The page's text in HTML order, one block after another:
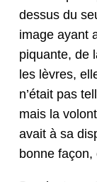
dessus du
image ayant
piquante, de
les lèvres,
n’é­tait pas
mais la
avait à sa
bonne façon,